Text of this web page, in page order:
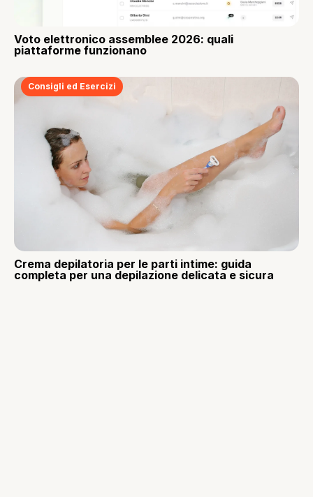
Voto elettronico assemblee 2026: quali
piattaforme funzionano
Consigli ed Esercizi
Crema depilatoria per le parti intime: guida
completa per una depilazione delicata e sicura